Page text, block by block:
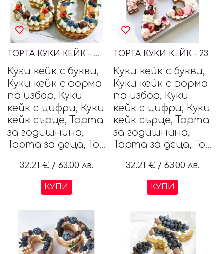
ТОРТА КУКИ КЕЙК – ЦИФРИ 30
Куки кейк с букви,
Куки кейк с форма
по избор, Куки
кейк с цифри, Куки
кейк сърце, Торта
за годишнина,
Торта за деца, То...
32.21 € / 63.00 лв.
КУПИ
ТОРТА КУКИ КЕЙК – 23
Куки кейк с букви,
Куки кейк с форма
по избор, Куки
кейк с цифри, Куки
кейк сърце, Торта
за годишнина,
Торта за деца, То...
32.21 € / 63.00 лв.
КУПИ